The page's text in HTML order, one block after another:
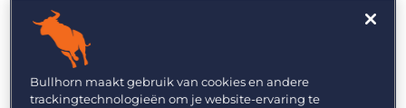
Bullhorn maakt gebruik van cookies en andere
trackingtechnologieën om je website-ervaring te